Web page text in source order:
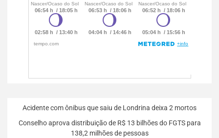
Acidente com ônibus que saiu de Londrina deixa 2 mortos
Conselho aprova distribuição de R$ 13 bilhões do FGTS para
138,2 milhões de pessoas